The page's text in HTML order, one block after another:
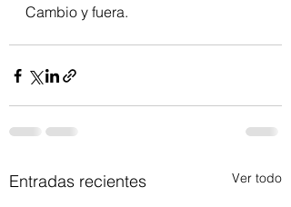
Cambio y fuera.
Entradas recientes Ver todo